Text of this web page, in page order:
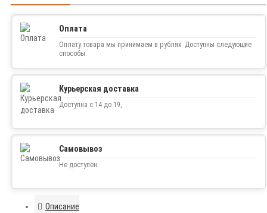
Оплата
Оплату товара мы принимаем в рублях. Доступны следующие
способы.
Курьерская доставка
Доступна с 14 до 19,
Самовывоз
Не доступен.
Описание